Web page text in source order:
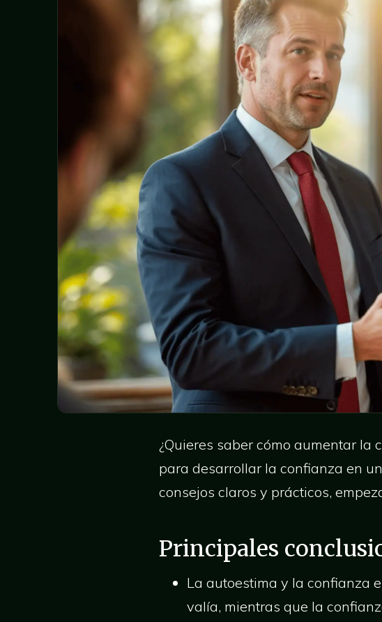
¿Quieres saber cómo aumentar la
para desarrollar la confianza en
consejos claros y prácticos,
Principales
La autoestima y la confianza
valía, mientras que la